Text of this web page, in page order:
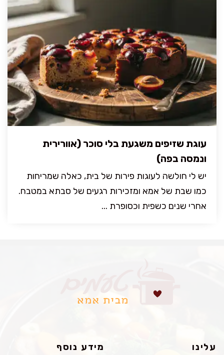
עוגת שזיפים משגעת בלי סוכר (אוורירית
ונמסה בפה)
יש לי חולשה לעוגות פירות של בית, כאלה שמריחות
כמו שבת של אמא ומזכירות רגעים של סבתא במטבח.
אחרי שנים כשפית וכסופרת ...
עלינו מידע נוסף